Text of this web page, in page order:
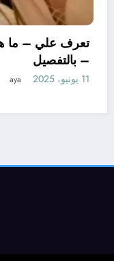
علي – ما هو تأويل